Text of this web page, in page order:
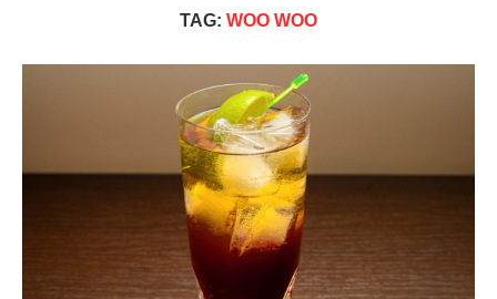
TAG: WOO WOO